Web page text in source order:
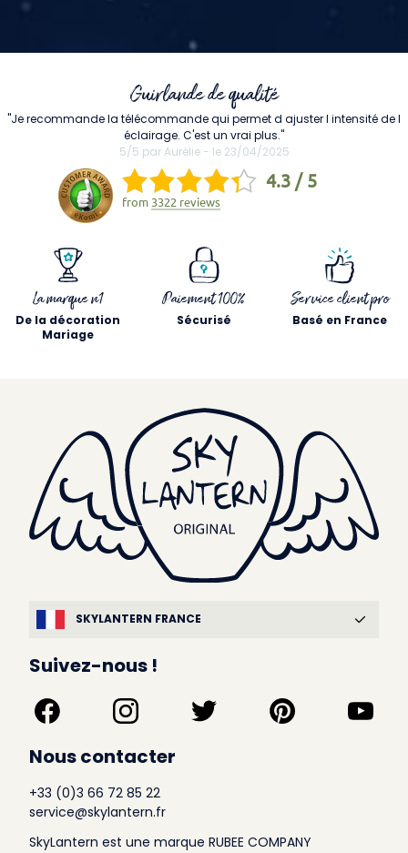
La marque n1
De la décoration
Mariage
Paiement 100%
Sécurisé
Service client pro
Basé en France
Guirlande de qualité
"Je recommande la télécommande qui permet d ajuster l intensité de l
éclairage. C'est un vrai plus."
5/5 par Aurélie - le 23/04/2025
4.3 / 5
from 3322 reviews
SKYLANTERN FRANCE
Suivez-nous !
Nous contacter
+33 (0)3 66 72 85 22
service@skylantern.fr
SkyLantern est une marque RUBEE COMPANY